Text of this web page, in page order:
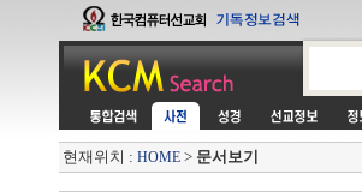
현재위치 : HOME > 문서보기